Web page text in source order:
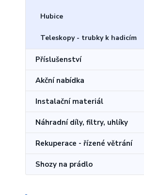
Hubice
Teleskopy - trubky k hadicím
Příslušenství
Akční nabídka
Instalační materiál
Náhradní díly, filtry, uhlíky
Rekuperace - řízené větrání
Shozy na prádlo